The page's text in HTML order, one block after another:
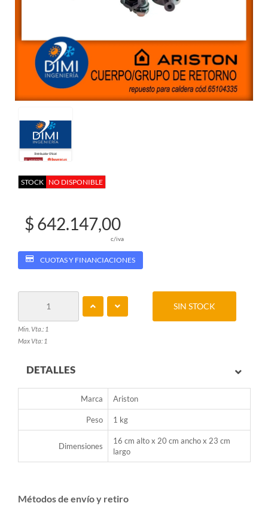
STOCK NO DISPONIBLE
$ 642.147,00
c/iva
CUOTAS Y FINANCIACIONES
Min. Vta.: 1
Max Vta: 1
SIN STOCK
DETALLES
Marca Ariston
Peso 1 kg
Dimensiones
16 cm alto x 20 cm ancho x 23 cm
largo
Métodos de envío y retiro